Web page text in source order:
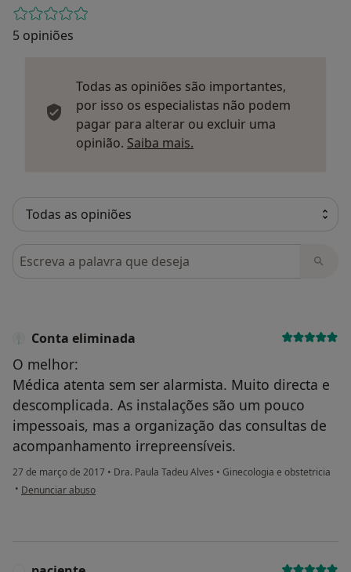
5 opiniões
Todas as opiniões são importantes,
por isso os especialistas não podem
pagar para alterar ou excluir uma
opinião. Saiba mais.
Pesquisar em opiniões
Conta eliminada
O melhor:
Médica atenta sem ser alarmista. Muito directa e
descomplicada. As instalações são um pouco
impessoais, mas a organização das consultas de
acompanhamento irrepreensíveis.
27 de março de 2017 • Dra. Paula Tadeu Alves • Ginecologia e obstetricia
• na opinião do utilizador Conta eliminada
Denunciar abuso